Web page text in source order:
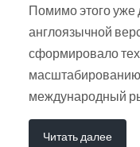
Помимо этого уже
англоязычной
сформировало
международный
Читать далее